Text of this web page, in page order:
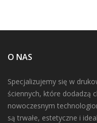
O NAS
Specjalizujemy się w
ściennych, które dodadzą
nowoczesnym
są trwałe, estetyczne i